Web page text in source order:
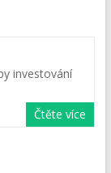
investování
Čtěte více